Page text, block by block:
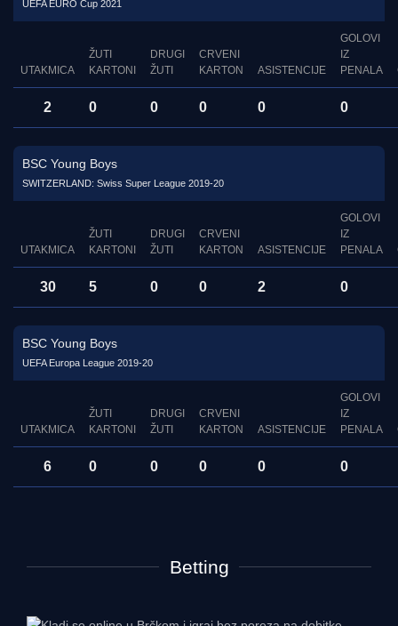
UEFA EURO Cup 2021
UTAKMICA
ŽUTI
KARTONI
DRUGI
ŽUTI
CRVENI
KARTON
ASISTENCIJE
GOLOVI
IZ
PENALA
2 0 0 0 0 0
BSC Young Boys
SWITZERLAND: Swiss Super League 2019-20
UTAKMICA
ŽUTI
KARTONI
DRUGI
ŽUTI
CRVENI
KARTON
ASISTENCIJE
GOLOVI
IZ
PENALA
30 5 0 0 2 0
BSC Young Boys
UEFA Europa League 2019-20
UTAKMICA
ŽUTI
KARTONI
DRUGI
ŽUTI
CRVENI
KARTON
ASISTENCIJE
GOLOVI
IZ
PENALA
6 0 0 0 0 0
Betting